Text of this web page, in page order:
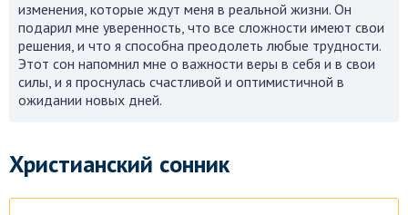
изменения, которые ждут меня в реальной жизни. Он
подарил мне уверенность, что все сложности имеют свои
решения, и что я способна преодолеть любые трудности.
Этот сон напомнил мне о важности веры в себя и в свои
силы, и я проснулась счастливой и оптимистичной в
ожидании новых дней.
Христианский сонник